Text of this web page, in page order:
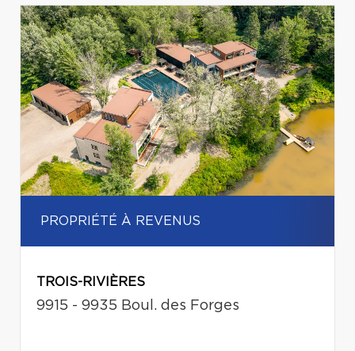
PROPRIÉTÉ À REVENUS
TROIS-RIVIÈRES
9915 - 9935 Boul. des Forges